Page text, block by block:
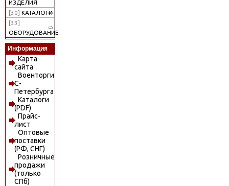
ИЗДЕЛИЯ
[30] КАТАЛОГИ
[33]
ОБОРУДОВАНИЕ
Информация
Карта
сайта
Военторги
С-
Петербурга
Каталоги
(PDF)
Прайс-
лист
Оптовые
поставки
(РФ, СНГ)
Розничные
продажи
(только
СПб)